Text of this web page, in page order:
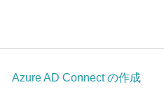
Azure AD Connect の作成